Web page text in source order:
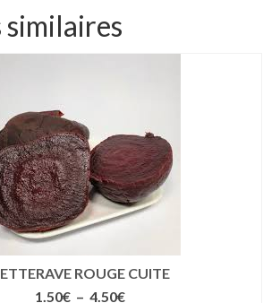
ROUGE CUITE
1.50€ – 4.50€Plage